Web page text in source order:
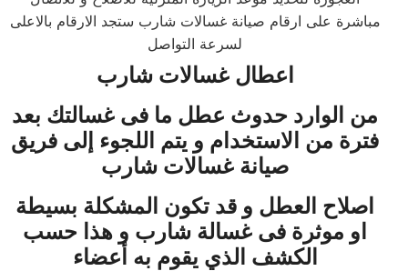
مباشرة على ارقام صيانة غسالات شارب ستجد الارقام بالاعلى
لسرعة التواصل
اعطال غسالات شارب
من الوارد حدوث عطل ما فى غسالتك بعد
فترة من الاستخدام و يتم اللجوء إلى فريق
صيانة غسالات شارب
اصلاح العطل و قد تكون المشكلة بسيطة
او موثرة فى غسالة شارب و هذا حسب
الكشف الذي يقوم به أعضاء